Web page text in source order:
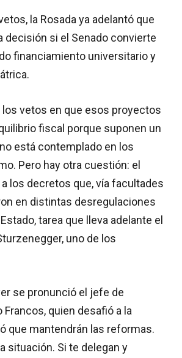
la Rosada ya adelantó que
decisión si el Senado convierte
financiamiento universitario y
los vetos en que esos proyectos
fiscal porque suponen un
está contemplado en los
Pero hay otra cuestión: el
los decretos que, vía facultades
en distintas desregulaciones
tarea que lleva adelante el
uno de los
se pronunció el jefe de
Francos, quien desafió a la
que mantendrán las reformas.
situación. Si te delegan y